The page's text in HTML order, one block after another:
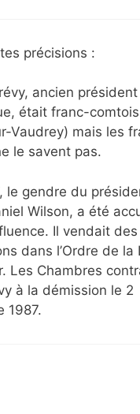
précisions :
ancien
était franc-
Vaudrey) mais les
le savent pas.
le gendre du
Wilson, a été
Il vendait des
dans l’Ordre de la
Les Chambres
à la démission le 2
1987.